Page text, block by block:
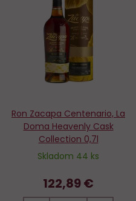
obľúbených
Ron Zacapa Centenario, La
Doma Heavenly Cask
Collection 0,7l
Skladom 44 ks
122,89 €